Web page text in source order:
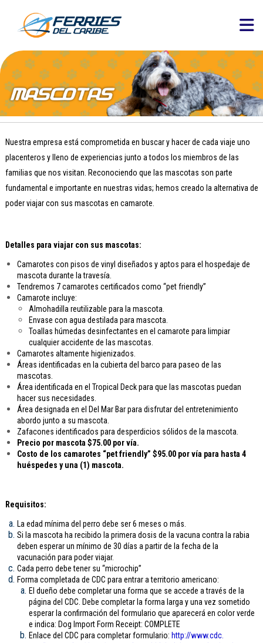
Nuestra empresa está comprometida en buscar y hacer de cada viaje uno
placenteros y lleno de experiencias junto a todos los miembros de las
familias que nos visitan. Reconociendo que las mascotas son parte
fundamental e importante en nuestras vidas; hemos creado la alternativa de
poder viajar con sus mascotas en camarote.
Detalles para viajar con sus mascotas:
Camarotes con pisos de vinyl diseñados y aptos para el hospedaje de
mascota durante la travesía.
Tendremos 7 camarotes certificados como “pet friendly”
Camarote incluye:
Almohadilla reutilizable para la mascota.
Envase con agua destilada para mascota.
Toallas húmedas desinfectantes en el camarote para limpiar
cualquier accidente de las mascotas.
Camarotes altamente higienizados.
Áreas identificadas en la cubierta del barco para paseo de las
mascotas.
Área identificada en el Tropical Deck para que las mascotas puedan
hacer sus necesidades.
Área designada en el Del Mar Bar para disfrutar del entretenimiento
abordo junto a su mascota.
Zafacones identificados para desperdicios sólidos de la mascota.
Precio por mascota $75.00 por vía.
Costo de los camarotes “pet friendly” $95.00 por vía para hasta 4
huéspedes y una (1) mascota.
Requisitos:
La edad mínima del perro debe ser 6 meses o más.
Si la mascota ha recibido la primera dosis de la vacuna contra la rabia
deben esperar un mínimo de 30 días a partir de la fecha de la
vacunación para poder viajar.
Cada perro debe tener su “microchip”
Forma completada de CDC para entrar a territorio americano:
El dueño debe completar una forma que se accede a través de la
página del CDC. Debe completar la forma larga y una vez sometido
esperar la confirmación del formulario que aparecerá en color verde
e indica: Dog Import Form Receipt: COMPLETE
Enlace del CDC para completar formulario: http://www.cdc.